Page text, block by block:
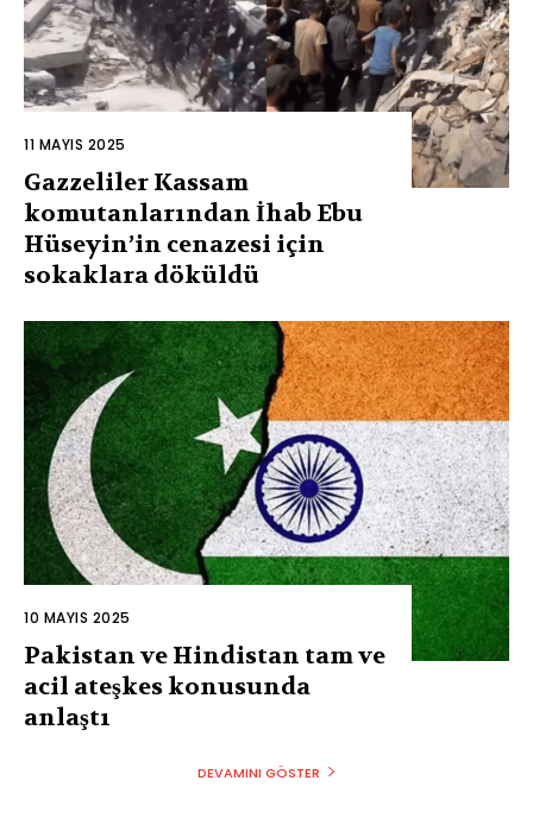
11 MAYIS 2025
Gazzeliler Kassam
komutanlarından İhab Ebu
Hüseyin’in cenazesi için
sokaklara döküldü
10 MAYIS 2025
Pakistan ve Hindistan tam ve
acil ateşkes konusunda
anlaştı
DEVAMINI GÖSTER